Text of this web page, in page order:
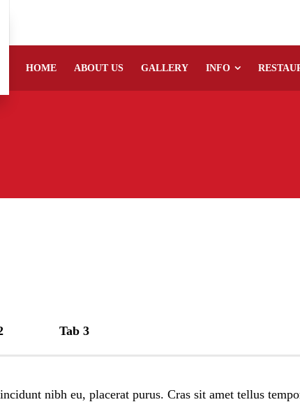
HOME ABOUT US GALLERY INFO
Tab 3
nibh eu, placerat purus. Cras sit amet tellus